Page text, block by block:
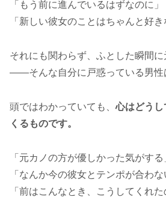
「もう前に進んでいるはずなのに」
「新しい彼女のことはちゃんと好き
それにも関わらず、ふとした瞬間
――そんな自分に戸惑っている男性
頭ではわかっていても、心はどう
くるものです。
「元カノの方が優しかった気がする
「なんか今の彼女とテンポが合わな
「前はこんなとき、こうしてくれ